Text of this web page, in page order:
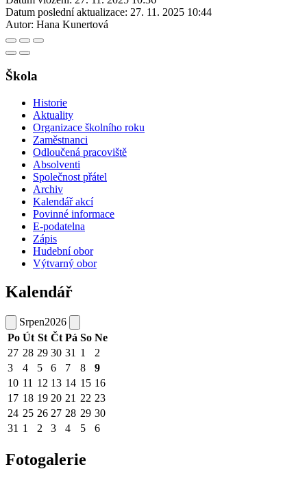
Datum poslední aktualizace: 27. 11. 2025 10:44
Autor: Hana Kunertová
Škola
Historie
Aktuality
Organizace školního roku
Zaměstnanci
Odloučená pracoviště
Absolventi
Společnost přátel
Archiv
Kalendář akcí
Povinné informace
E-podatelna
Zápis
Hudební obor
Výtvarný obor
Kalendář
Srpen2026
Po Út St Čt Pá So Ne
27 28 29 30 31 1
2
3
4 5 6 7 8
9
10 11 12 13 14 15 16
17 18 19 20 21 22 23
24 25 26 27 28 29 30
31 1 2 3 4 5 6
Fotogalerie